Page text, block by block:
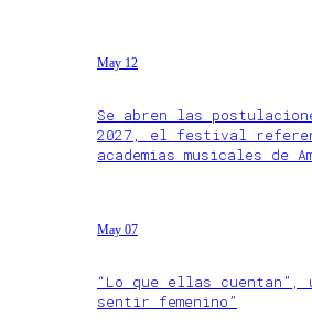
May 12
Se abren las
2027, el festival
academias musicales de
May 07
“Lo que ellas
sentir femenino”